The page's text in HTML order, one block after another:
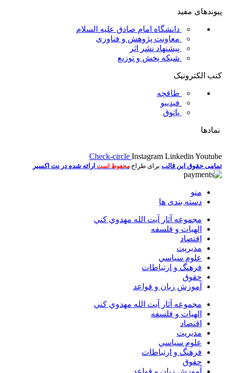
پیوندهای مفید
دانشگاه امام صادق علیه السلام
معاونت پژوهش و فناوری
پیشنهاد نشر اثر
شبکه پخش و توزیع
کتب الکترونیک
طاقچه
فیدیبو
پاتوق
نمادها
Check-circle Instagram Linkedin Youtube
تمامی حقوق این قالب برای طراح محفوظ است ارائه شده در نت اکسیر
منو
دسته بندی ها
مجموعه آثار آيت الله مهدوي كني
الهیات و فلسفه
اقتصاد
مديريت
علوم سياسي
فرهنگ و ارتباطات
حقوق
آموزش زبان و قواعد
مجموعه آثار آيت الله مهدوي كني
الهیات و فلسفه
اقتصاد
مديريت
علوم سياسي
فرهنگ و ارتباطات
حقوق
آموزش زبان و قواعد